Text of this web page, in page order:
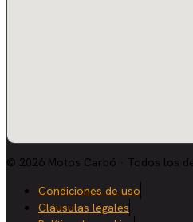
© 2026 Motos Carbó · Todos los
Condiciones de uso
Cláusulas legales